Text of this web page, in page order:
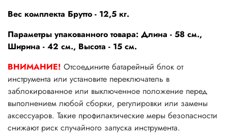
Вес комплекта Брутто - 12,5 кг.
Параметры упакованного товара: Длина - 58 см.,
Ширина - 42 см., Высота - 15 см.
ВНИМАНИЕ! Отсоедините батарейный блок от
инструмента или установите переключатель в
заблокированное или выключенное положение перед
выполнением любой сборки, регулировки или замены
аксессуаров. Такие профилактические меры безопасности
снижают риск случайного запуска инструмента.